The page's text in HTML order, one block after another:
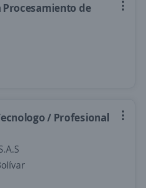
Procesamiento de
/ Profesional